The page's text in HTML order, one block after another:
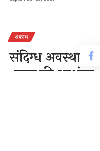
अपराध
संदिग्ध अवस्था मे
,हत्या की आशंका